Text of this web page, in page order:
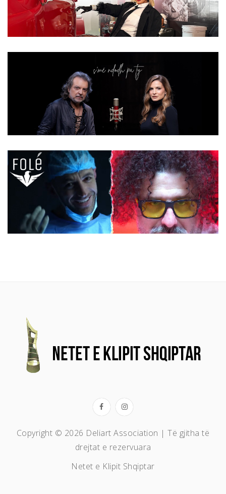
Copyright © 2026 Deliart Association | Të gjitha të
drejtat e rezervuara
Netet e Klipit Shqiptar